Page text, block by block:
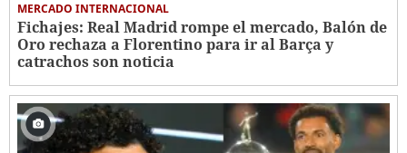
MERCADO INTERNACIONAL
Fichajes: Real Madrid rompe el mercado, Balón de
Oro rechaza a Florentino para ir al Barça y
catrachos son noticia